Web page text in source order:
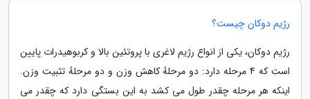
رژیم دوکان چیست؟
رژیم دوکان، یکی از انواع رژیم لاغری با پروتئین بالا و کربوهیدرات پایین
است که 4 مرحله دارد: دو مرحلهٔ کاهش وزن و دو مرحلهٔ تثبیت وزن.
اینکه هر مرحله چقدر طول می کشد به این بستگی دارد که چقدر می